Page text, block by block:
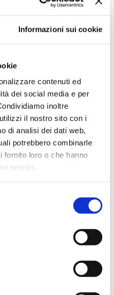
Informazioni sui cookie
contenuti ed
dei social media e per
inoltre
il nostro sito con i
di analisi dei dati web,
potrebbero combinarle
fornito loro o che hanno
servizi.